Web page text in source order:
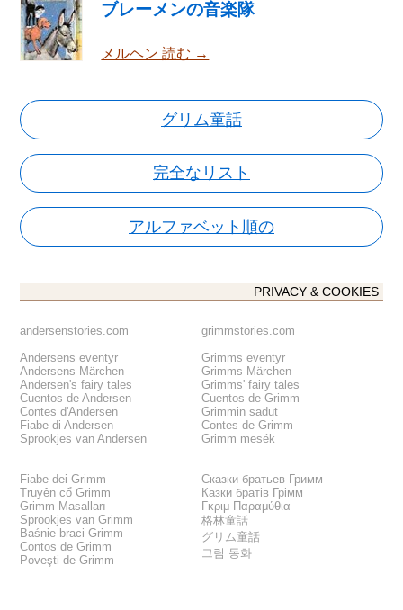
ブレーメンの音楽隊
メルヘン 読む →
グリム童話
完全なリスト
アルファベット順の
PRIVACY & COOKIES
andersenstories.com
Andersens eventyr
Andersens Märchen
Andersen's fairy tales
Cuentos de Andersen
Contes d'Andersen
Fiabe di Andersen
Sprookjes van Andersen
grimmstories.com
Grimms eventyr
Grimms Märchen
Grimms' fairy tales
Cuentos de Grimm
Grimmin sadut
Contes de Grimm
Grimm mesék
Fiabe dei Grimm
Truyện cổ Grimm
Grimm Masalları
Sprookjes van Grimm
Baśnie braci Grimm
Contos de Grimm
Poveşti de Grimm
Сказки братьев Гримм
Казки братів Грімм
Γκριμ Παραμύθια
格林童話
グリム童話
그림 동화